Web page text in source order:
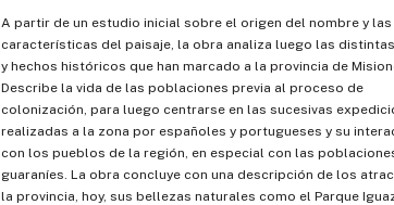
A partir de un estudio inicial sobre el origen del nombre y las
características del paisaje, la obra analiza luego las
y hechos históricos que han marcado a la provincia de
Describe la vida de las poblaciones previa al proceso de
colonización, para luego centrarse en las sucesivas
realizadas a la zona por españoles y portugueses y su
con los pueblos de la región, en especial con las
guaraníes. La obra concluye con una descripción de los
la provincia, hoy, sus bellezas naturales como el Parque